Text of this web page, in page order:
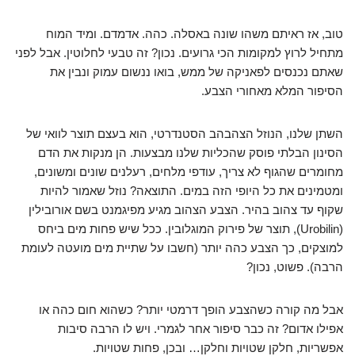
טוב, אז ראיתם משהו שונה באסלה. כהה. אדמדם. ומיד המוח
מתחיל לרוץ למקומות הכי גרועים. נכון? זה טבעי לחלוטין. אבל לפני
שאתם נכנסים לפאניקה של ממש, בואו ננשום עמוק ונבין את
הסיפור המלא מאחורי הצבע.
השתן שלנו, הנוזל הצהבהב הסטנדרטי, הוא בעצם תוצר לוואי של
הסינון הבלתי פוסק שהכליות שלנו מבצעות. הן מנקות את הדם
מחומרים שהגוף לא צריך, עודפי מלחים, רעלנים שונים ומשונים,
ומטמינים את כל היופי הזה במים. התוצאה? נוזל שאמור להיות
שקוף עד צהוב בהיר. הצבע הצהוב מגיע מפיגמנט בשם אורובילין
(Urobilin), תוצר של פירוק המוגלובין. ככל שיש פחות מים ביחס
למוצקים, כך הצבע כהה יותר (חשבו על שתיית מים מועטה לעומת
הרבה). פשוט, נכון?
אבל מה קורה כשהצבע הופך דרמטי יותר? כשהוא חום כהה או
אפילו אדום? זה כבר סיפור אחר לגמרי. ויש לו הרבה סיבות
אפשריות, חלקן שטויות וחלקן… ובכן, פחות שטויות.